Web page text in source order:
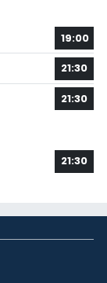
19:00
21:30
21:30
21:30